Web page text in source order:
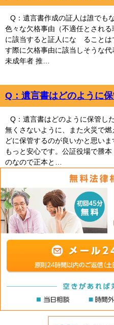
Q：遺言書作成の証人は誰でも
色々な欠格事由（不適任とされ
に該当すると証人にな ることは
す際に欠格事由に該当しそうな代
未成年者 推…
Q：遺言書はどのように
Q：遺言書はどのように保管し
無くさないように、また火災で
どに保管するのが良いかと思い
もっと安心です。公証役場で謄
のなので正本と…